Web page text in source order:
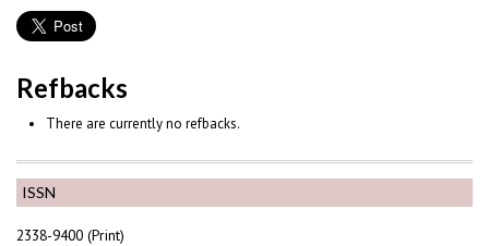
ISSN
2338-9400 (Print)
Refbacks
There are currently no refbacks.